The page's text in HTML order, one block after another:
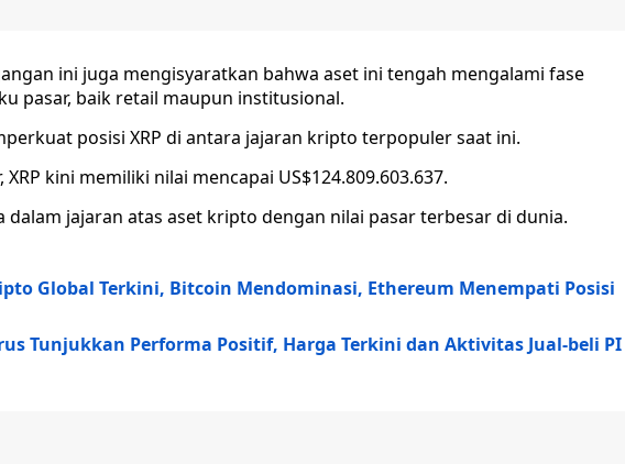
ini juga mengisyaratkan bahwa aset ini tengah mengalami fase
pasar, baik retail maupun institusional.
posisi XRP di antara jajaran kripto terpopuler saat ini.
kini memiliki nilai mencapai US$124.809.603.637.
dalam jajaran atas aset kripto dengan nilai pasar terbesar di dunia.
Global Terkini, Bitcoin Mendominasi, Ethereum Menempati Posisi
Tunjukkan Performa Positif, Harga Terkini dan Aktivitas Jual-beli PI